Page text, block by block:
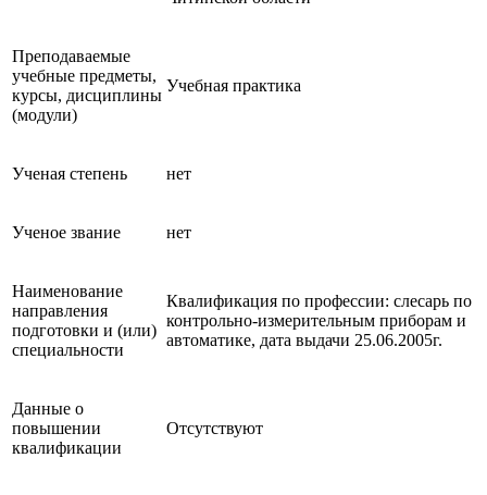
Преподаваемые
учебные предметы,
курсы, дисциплины
(модули)
Учебная практика
Ученая степень нет
Ученое звание нет
Наименование
направления
подготовки и (или)
специальности
Квалификация по профессии: слесарь по
контрольно-измерительным приборам и
автоматике, дата выдачи 25.06.2005г.
Данные о
повышении
квалификации
Отсутствуют